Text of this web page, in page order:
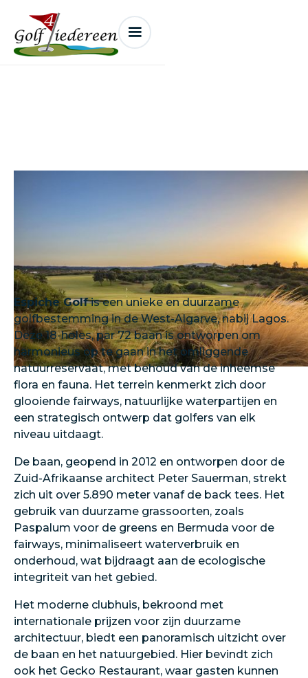
Espiche Golfis een unieke en duurzame
golfbestemming in de West-Algarve, nabij Lagos.
Deze 18-holes, par 72 baan is ontworpen om
harmonieus op te gaan in het omliggende
natuurreservaat, met behoud van de inheemse
flora en fauna. Het terrein kenmerkt zich door
glooiende fairways, natuurlijke waterpartijen en
een strategisch ontwerp dat golfers van elk
niveau uitdaagt.​
De baan, geopend in 2012 en ontworpen door de
Zuid-Afrikaanse architect Peter Sauerman, strekt
zich uit over 5.890 meter vanaf de back tees. Het
gebruik van duurzame grassoorten, zoals
Paspalum voor de greens en Bermuda voor de
fairways, minimaliseert waterverbruik en
onderhoud, wat bijdraagt aan de ecologische
integriteit van het gebied.
Het moderne clubhuis, bekroond met
internationale prijzen voor zijn duurzame
architectuur, biedt een panoramisch uitzicht over
de baan en het natuurgebied. Hier bevindt zich
ook het Gecko Restaurant, waar gasten kunnen